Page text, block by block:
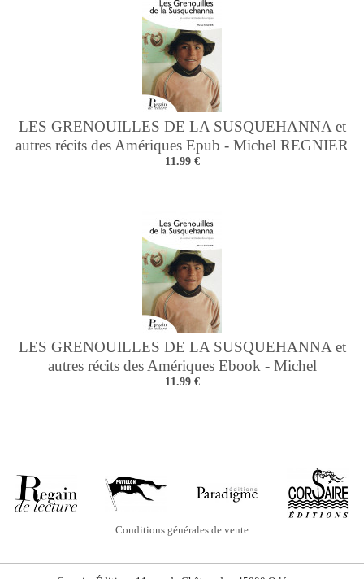
LES GRENOUILLES DE LA SUSQUEHANNA et
autres récits des Amériques Epub - Michel REGNIER
11.99 €
LES GRENOUILLES DE LA SUSQUEHANNA et
autres récits des Amériques Ebook - Michel
REGNIER
11.99 €
Conditions générales de vente